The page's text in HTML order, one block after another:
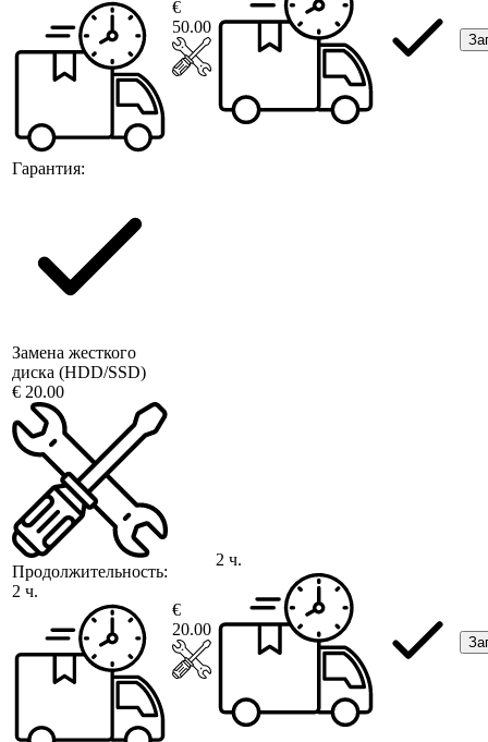
Гарантия:
€
50.00
Замена жесткого
диска (HDD/SSD)
€ 20.00
Продолжительность:
2 ч.
€
20.00
2 ч.